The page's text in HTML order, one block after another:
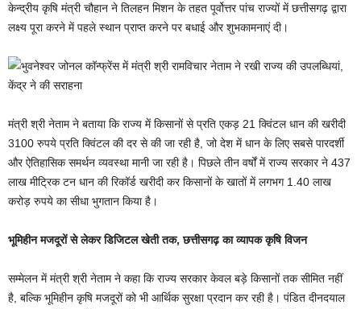
केन्द्रीय कृषि मंत्री चौहान ने तिलहन मिशन के तहत पूर्वोत्तर पांच राज्यों में छत्तीसगढ़ द्वारा
लक्ष्य पूरा करने में पहले स्थान प्राप्त करने पर बधाई और शुभकामनाएं दी।
मंत्री श्री नेताम ने बताया कि राज्य में किसानों से प्रति एकड़ 21 क्विंटल धान की खरीदी
3100 रुपये प्रति क्विंटल की दर से की जा रही है, जो देश में धान के लिए सबसे पारदर्शी
और ऐतिहासिक समर्थन व्यवस्था मानी जा रही है। पिछले तीन वर्षों में राज्य सरकार ने 437
लाख मीट्रिक टन धान की रिकॉर्ड खरीदी कर किसानों के खातों में लगभग 1.40 लाख
करोड़ रुपये का सीधा भुगतान किया है।
भूमिहीन मजदूरों से लेकर डिजिटल खेती तक, छत्तीसगढ़ का व्यापक कृषि विजन
सम्मेलन में मंत्री श्री नेताम ने कहा कि राज्य सरकार केवल बड़े किसानों तक सीमित नहीं
है, बल्कि भूमिहीन कृषि मजदूरों को भी आर्थिक सुरक्षा प्रदान कर रही है। पंडित दीनदयाल